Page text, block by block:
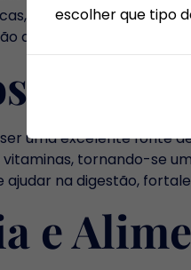
granola, sementes,
que se adapta ao seu
do
uma excelente fonte
tornando-se
na digestão,
e
escolher que tipo